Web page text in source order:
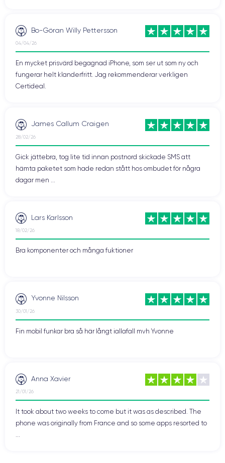
Bo-Göran Willy Pettersson
04/04/26
En mycket prisvärd begagnad iPhone, som ser ut som ny och
fungerar helt klanderfritt. Jag rekommenderar verkligen
Certideal.
James Callum Craigen
28/02/26
Gick jättebra, tog lite tid innan postnord skickade SMS att
hämta paketet som hade redan stått hos ombudet för några
dagar men ...
Lars Karlsson
18/02/26
Bra komponenter och många fuktioner
Yvonne Nilsson
30/01/26
Fin mobil funkar bra så här långt iallafall mvh Yvonne
Anna Xavier
21/01/26
It took about two weeks to come but it was as described. The
phone was originally from France and so some apps resorted to
...